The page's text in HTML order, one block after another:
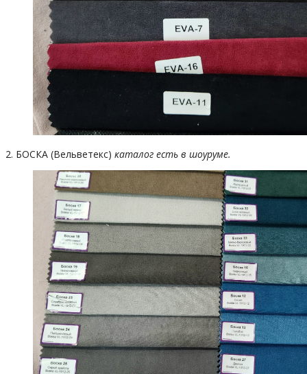
2. БОСКА (Вельветекс) каталог есть в шоуруме.